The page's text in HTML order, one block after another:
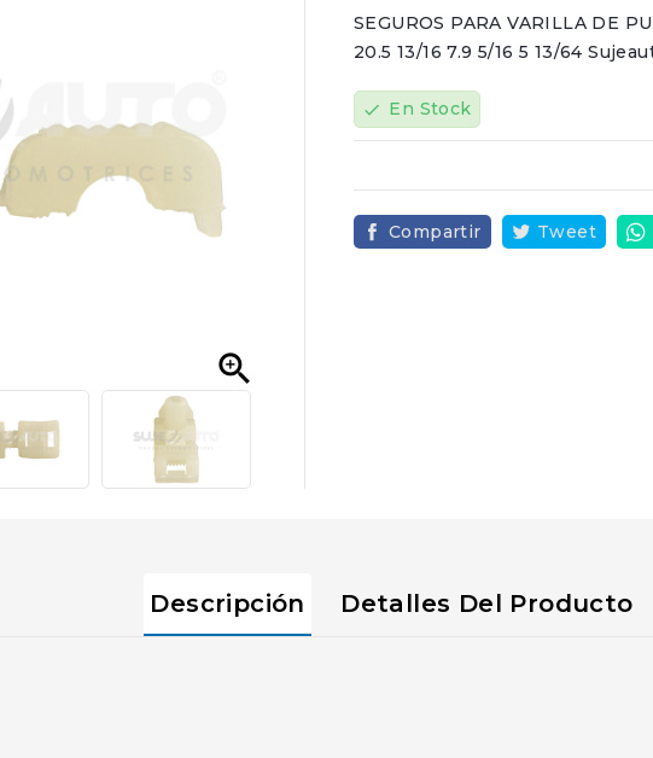

SEGUROS PARA VARILLA DE
20.5 13/16 7.9 5/16 5 13/64
check En Stock
Compartir Tweet
Descripción Detalles Del Producto